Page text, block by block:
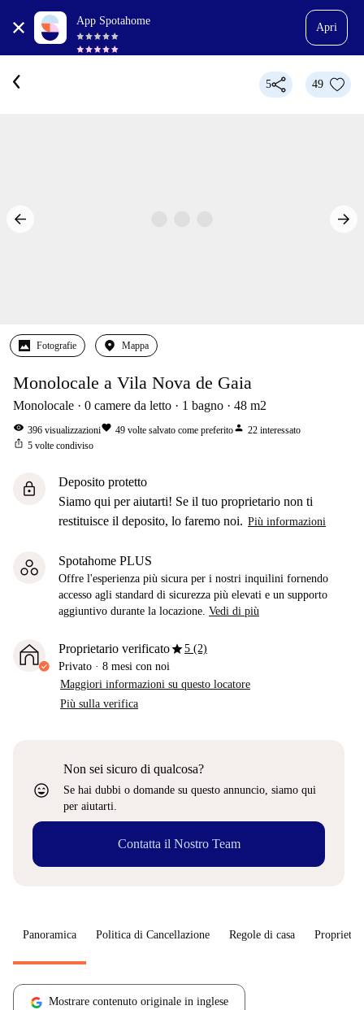
App Spotahome
Apri
5 49
Fotografie Mappa
Monolocale a Vila Nova de Gaia
Monolocale 0 camere da letto 1 bagno 48 m2
visibility 396 visualizzazionifavorite 49 volte salvato come preferitoperson 22 interessato
ios_share 5 volte condiviso
lock
Deposito protetto
Siamo qui per aiutarti! Se il tuo proprietario non ti
restituisce il deposito, lo faremo noi. Più informazioni
Spotahome PLUS
Offre l'esperienza più sicura per i nostri inquilini fornendo
accesso agli standard di sicurezza più elevati e un supporto
aggiuntivo durante la locazione. Vedi di più
Proprietario verificatostar5 (2)
Privato · 8 mesi con noi
Maggiori informazioni su questo locatore
Più sulla verifica
sentiment_very_satisfied
Non sei sicuro di qualcosa?
Se hai dubbi o domande su questo annuncio, siamo qui
per aiutarti.
Contatta il Nostro Team
Panoramica Politica di Cancellazione Regole di casa
Mostrare contenuto originale in inglese